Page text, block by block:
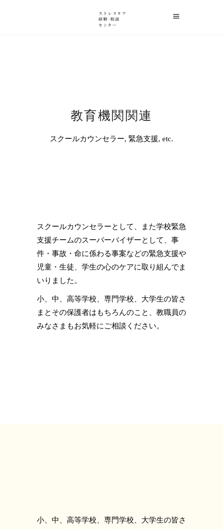
教育機関関連
スクールカウンセラー, 緊急支援, etc.
スクールカウンセラーとして、また学校緊急
支援チームのスーパーバイザーとして、事
件・事故・命に係わる事案などの緊急支援や
児童・生徒、学生の心のケアに取り組んでま
いりました。
小、中、高等学校、専門学校、大学生の皆さ
まとその保護者はもちろんのこと、教職員の
みなさまもお気軽にご相談ください。
小、中、高等学校、専門学校、大学生の皆さ